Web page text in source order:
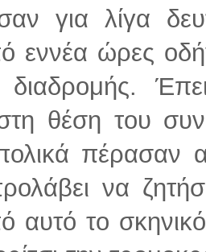
για λίγα
εννέα ώρες
θέση του
πέρασαν
να
αυτό το